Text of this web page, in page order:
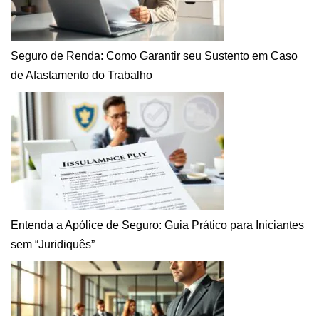
Seguro de Renda: Como Garantir seu Sustento em Caso
de Afastamento do Trabalho
Entenda a Apólice de Seguro: Guia Prático para Iniciantes
sem “Juridiquês”